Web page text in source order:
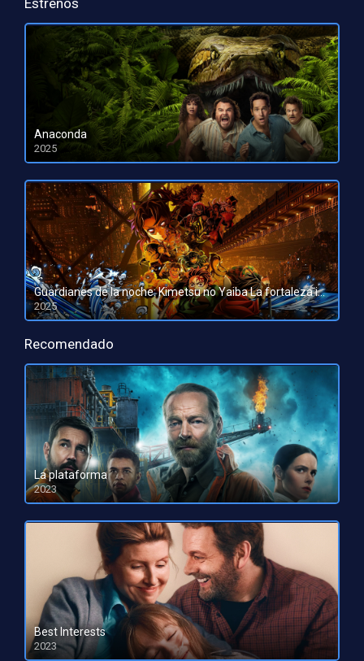
Estrenos
Anaconda
2025
HD 1080pHD 720p
Guardianes de la noche: Kimetsu no Yaiba La fortaleza infinita
2025
HD 1080pHD 720p
Recomendado
La plataforma
2023
HD 1080pHD 720p
Best Interests
2023
HD 1080pHD 720p